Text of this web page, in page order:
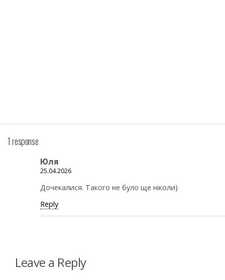
1 response
Юля
25.04.2026
Дочекалися. Такого не було ще ніколи)
Reply
Leave a Reply